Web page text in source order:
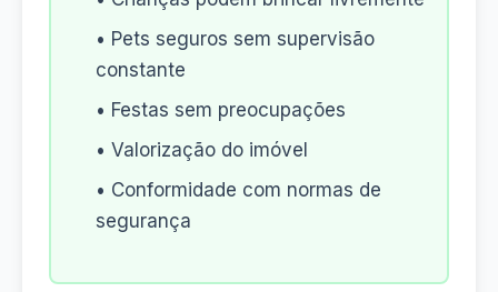
• Pets seguros sem supervisão
constante
• Festas sem preocupações
• Valorização do imóvel
• Conformidade com normas de
segurança